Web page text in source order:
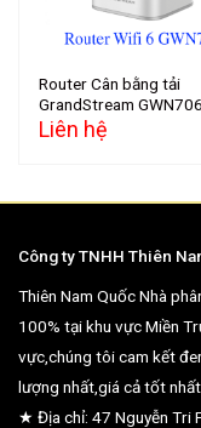
Router Cân bằng tải
GrandStream
Liên hệ
Công ty TNHH Thiên
Thiên Nam Quốc Nhà
100% tại khu vực Miền
vực,chúng tôi cam kết
lượng nhất,giá cả tốt nhất
★ Địa chỉ: 47 Nguyễn Tri